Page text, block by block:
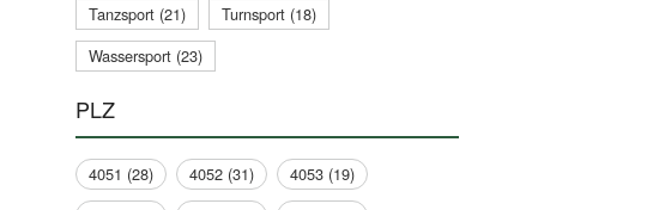
Tanzsport (21)
Turnsport (18)
Wassersport (23)
PLZ
4051 (28) 4052 (31)
4053 (19)